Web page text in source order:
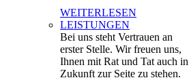
WEITERLESEN
LEISTUNGEN
Bei uns steht Vertrauen an
erster Stelle. Wir freuen uns,
Ihnen mit Rat und Tat auch in
Zukunft zur Seite zu stehen.